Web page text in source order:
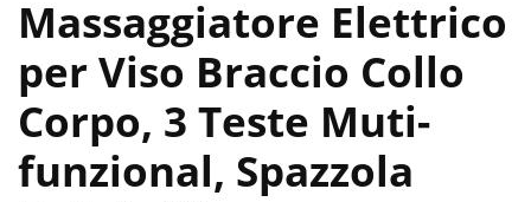
Massaggiatore Elettrico
per Viso Braccio Collo
Corpo, 3 Teste Muti-
funzional, Spazzola